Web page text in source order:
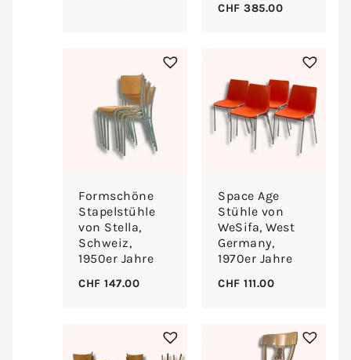
CHF 385.00
Formschöne
Stapelstühle
von Stella,
Schweiz,
1950er Jahre
CHF 147.00
Space Age
Stühle von
WeSifa, West
Germany,
1970er Jahre
CHF 111.00